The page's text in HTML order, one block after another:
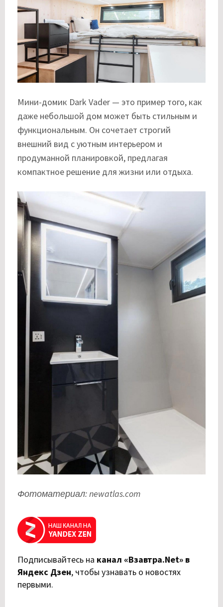
Мини-домик Dark Vader — это пример того, как
даже небольшой дом может быть стильным и
функциональным. Он сочетает строгий
внешний вид с уютным интерьером и
продуманной планировкой, предлагая
компактное решение для жизни или отдыха.
Фотоматериал: newatlas.com
Подписывайтесь на канал «Взавтра.Net» в
Яндекс Дзен, чтобы узнавать о новостях
первыми.